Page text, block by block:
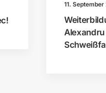
11. September
Alexandru